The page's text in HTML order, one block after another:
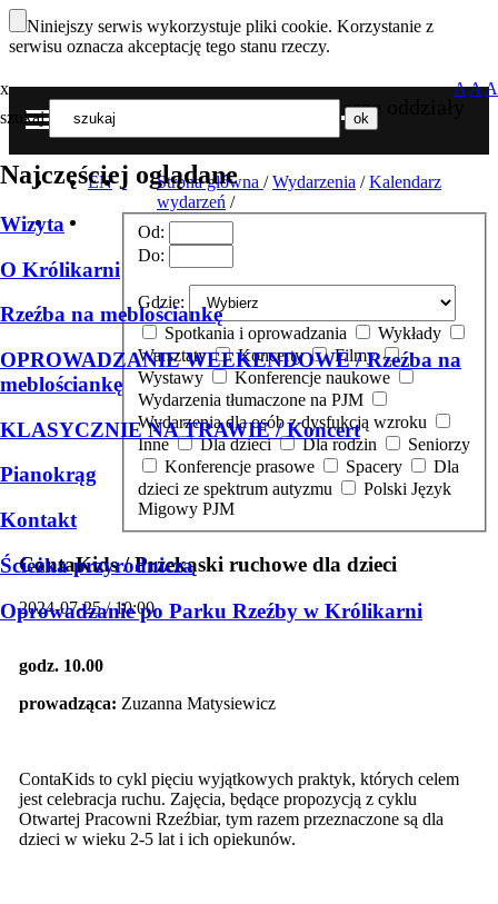
Niniejszy serwis wykorzystuje pliki cookie. Korzystanie z
serwisu oznacza akceptację tego stanu rzeczy.
Nasze oddziały
MENU
x
szukaj
Najczęściej oglądane
Wizyta
O Królikarni
Rzeźba na meblościankę
OPROWADZANIE WEEKENDOWE / Rzeźba na
meblościankę
KLASYCZNIE NA TRAWIE / Koncert
Pianokrąg
Kontakt
Ścieżka przyrodnicza
Oprowadzanie po Parku Rzeźby w Królikarni
AAA
EN Strona główna / Wydarzenia /Kalendarz
wydarzeń /
Od:
Do:
Gdzie:
Spotkania i oprowadzania
Wykłady
Warsztaty
Koncerty
Filmy
Wystawy
Konferencje naukowe
Wydarzenia tłumaczone na PJM
Wydarzenia dla osób z dysfukcją wzroku
Inne
Dla dzieci Dla rodzin
Seniorzy
Konferencje prasowe
Spacery
dzieci ze spektrum autyzmu
Migowy PJM
ContaKids / Przekąski ruchowe dla dzieci
2024-07-25 / 10:00
godz. 10.00
prowadząca: Zuzanna Matysiewicz
ContaKids to cykl pięciu wyjątkowych praktyk, których celem
jest celebracja ruchu. Zajęcia, będące propozycją z cyklu
Otwartej Pracowni Rzeźbiar, tym razem przeznaczone są dla
dzieci w wieku 2-5 lat i ich opiekunów.